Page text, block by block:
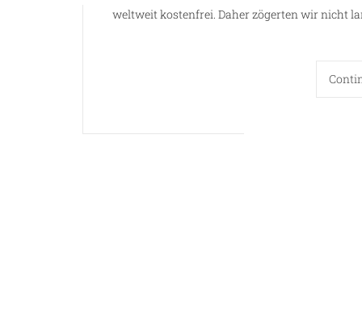
weltweit kostenfrei. Daher zögerten wir nicht